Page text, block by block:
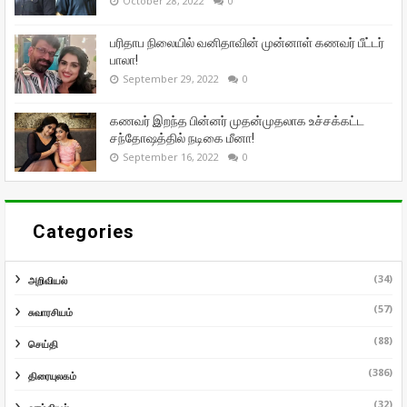
பரிதாப நிலையில் வனிதாவின் முன்னாள் கணவர் பீட்டர்
பாலா!
September 29, 2022 0
கணவர் இறந்த பின்னர் முதன்முதலாக உச்சக்கட்ட
சந்தோஷத்தில் நடிகை மீனா!
September 16, 2022 0
Categories
அறிவியல் (34)
சுவாரசியம் (57)
செய்தி (88)
திரையுலகம் (386)
(32)